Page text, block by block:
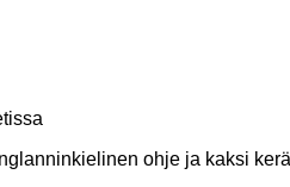
ohje ja kaksi